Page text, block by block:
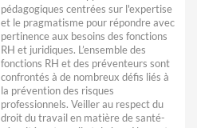
pédagogiques centrées sur l'expertise
et le pragmatisme pour répondre avec
pertinence aux besoins des fonctions
RH et juridiques. L’ensemble des
fonctions RH et des préventeurs sont
confrontés à de nombreux défis liés à
la prévention des risques
professionnels. Veiller au respect du
droit du travail en matière de santé-